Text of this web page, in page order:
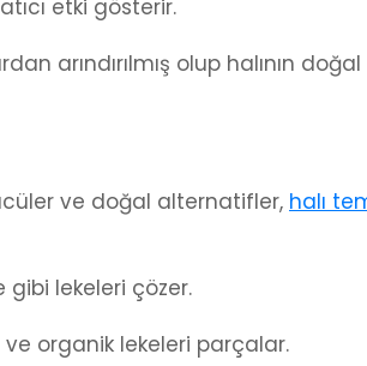
etki gösterir.
arındırılmış olup halının
ve doğal alternatifler, halı
lekeleri çözer.
organik lekeleri parçalar.